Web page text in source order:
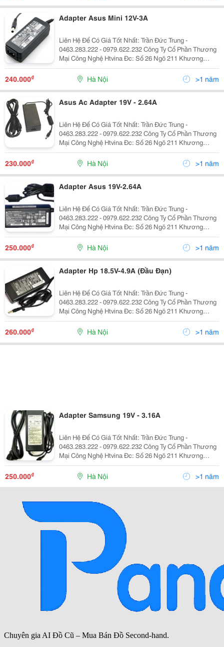
Adapter Asus Mini 12V-3A
Liên Hệ Để Có Giá Tốt Nhất: Trần Đức Trung -
0463.283.222 - 0979.622.232 Công Ty Cổ Phần Thương
Mại Công Nghệ Htvina Đc: Số 26 Ngõ 211 Khương
Trung &Ndash; Thanh Xuân &Ndash; Hà Nội Yahoo
:Htvinakd3 Http ://Www.sieuthiht.com Trụ Sở Chính:
240.000₫ Hà Nội >1 năm
Asus Ac Adapter 19V - 2.64A
Liên Hệ Để Có Giá Tốt Nhất: Trần Đức Trung -
0463.283.222 - 0979.622.232 Công Ty Cổ Phần Thương
Mại Công Nghệ Htvina Đc: Số 26 Ngõ 211 Khương
Trung &Ndash; Thanh Xuân &Ndash; Hà Nội Yahoo
:Htvinakd3 Http ://Www.sieuthiht.com Trụ Sở Chính:
230.000₫ Hà Nội >1 năm
Adapter Asus 19V-2.64A
Liên Hệ Để Có Giá Tốt Nhất: Trần Đức Trung -
0463.283.222 - 0979.622.232 Công Ty Cổ Phần Thương
Mại Công Nghệ Htvina Đc: Số 26 Ngõ 211 Khương
Trung &Ndash; Thanh Xuân &Ndash; Hà Nội Yahoo
:Htvinakd3 Http ://Www.sieuthiht.com Trụ Sở Chính:
250.000₫ Hà Nội >1 năm
Adapter Hp 18.5V-4.9A (Đầu Đạn)
Liên Hệ Để Có Giá Tốt Nhất: Trần Đức Trung -
0463.283.222 - 0979.622.232 Công Ty Cổ Phần Thương
Mại Công Nghệ Htvina Đc: Số 26 Ngõ 211 Khương
Trung &Ndash; Thanh Xuân &Ndash; Hà Nội Yahoo
:Htvinakd3 Http ://Www.sieuthiht.com Trụ Sở Chính:
260.000₫ Hà Nội >1 năm
Adapter Samsung 19V - 3.16A
Liên Hệ Để Có Giá Tốt Nhất: Trần Đức Trung -
0463.283.222 - 0979.622.232 Công Ty Cổ Phần Thương
Mại Công Nghệ Htvina Đc: Số 26 Ngõ 211 Khương
Trung &Ndash; Thanh Xuân &Ndash; Hà Nội Yahoo
:Htvinakd3 Http ://Www.sieuthiht.com Trụ Sở Chính:
250.000₫ Hà Nội >1 năm